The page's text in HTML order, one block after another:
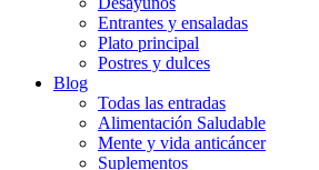
Entrantes y ensaladas
Plato principal
Postres y dulces
Blog
Todas las entradas
Alimentación Saludable
Mente y vida anticáncer
Suplementos